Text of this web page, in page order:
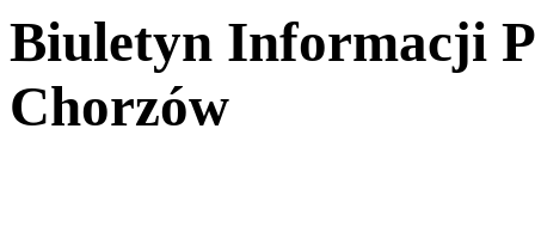
Biuletyn Informacji
Chorzów